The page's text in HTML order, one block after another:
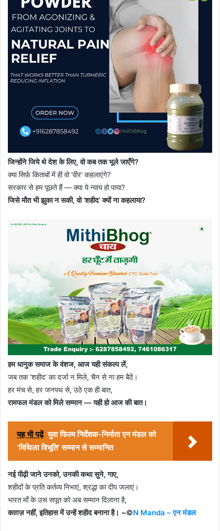
जिन्होंने जिये थे देश के लिए, वो कब तक भूले जाएँगे?
क्या सिर्फ़ किताबों में ही वो ‘वीर’ कहलाएंगे?
सरकार से हम पूछते हैं — क्या ये न्याय हो पाया?
जिसे मौत भी झुका न सकी, वो ‘शहीद’ क्यों ना कहलाया?
हम धानुक समाज के वंशज, आज यही संकल्प लें,
जब तक ‘शहीद’ का दर्जा न मिले, चैन से ना हम बैठें।
हर मंच से, हर जनपथ से, उठे एक ही बात,
रामफल मंडल को मिले सम्मान — यही हो आज की बात।
यह भी पढ़ें युवा फिल्म निर्देशक-निर्माता एन मंडल को
‘मिथिला विभूति’ सम्मान से सम्मानित
नई पीढ़ी जाने उनको, उनकी कथा सुने, गाए,
शहीदों के प्रति कर्तव्य निभाएं, श्रद्धा का दीप जलाएं।
भारत माँ के उस सपूत को अब सम्मान दिलाना है,
काग़ज़ नहीं, इतिहास में उन्हें शहीद बनाना है। ~©N Manda – एन मंडल